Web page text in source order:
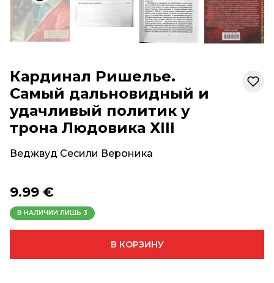
Кардинал Ришелье.
Самый дальновидный и
удачливый политик у
трона Людовика ХIII
Веджвуд Сесили Вероника
9.99 €
В НАЛИЧИИ ЛИШЬ 3
В КОРЗИНУ